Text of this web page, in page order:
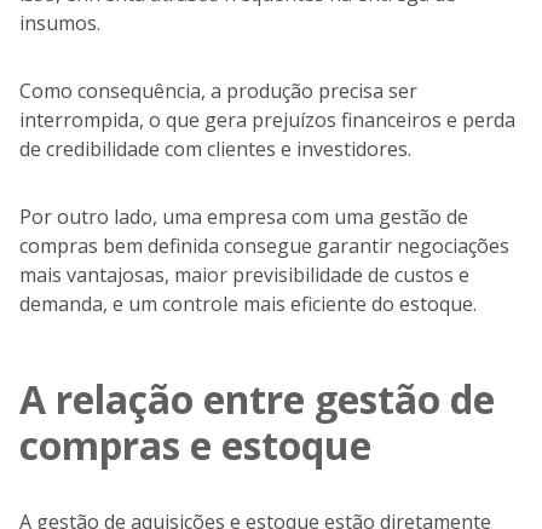
insumos.
Como consequência, a produção precisa ser
interrompida, o que gera prejuízos financeiros e perda
de credibilidade com clientes e investidores.
Por outro lado, uma empresa com uma gestão de
compras bem definida consegue garantir negociações
mais vantajosas, maior previsibilidade de custos e
demanda, e um controle mais eficiente do estoque.
A relação entre gestão de
compras e estoque
A gestão de aquisições e estoque estão diretamente